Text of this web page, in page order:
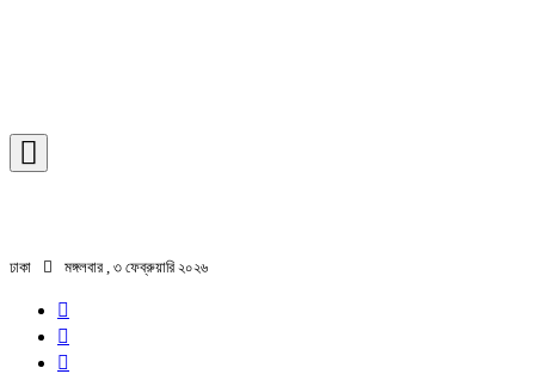
ঢাকা মঙ্গলবার , ৩ ফেব্রুয়ারি ২০২৬